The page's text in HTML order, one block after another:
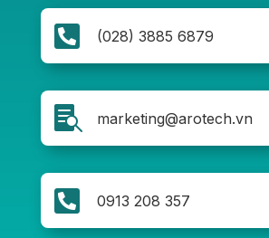
 (028) 3885 6879
 marketing@arotech.vn
 0913 208 357